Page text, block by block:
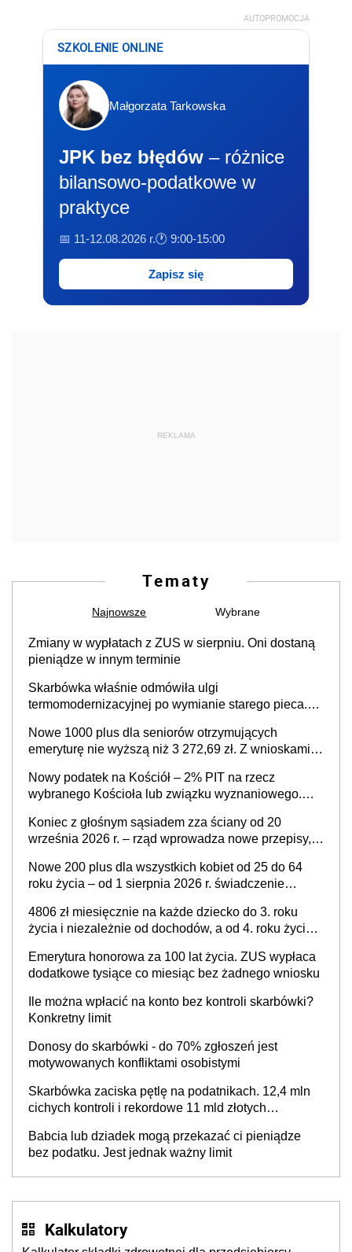
AUTOPROMOCJA
SZKOLENIE ONLINE
Małgorzata Tarkowska
JPK bez błędów – różnice
bilansowo-podatkowe w
praktyce
📅 11-12.08.2026 r.🕐 9:00-15:00
Zapisz się
REKLAMA
Tematy
Najnowsze Wybrane
Zmiany w wypłatach z ZUS w sierpniu. Oni dostaną
pieniądze w innym terminie
Skarbówka właśnie odmówiła ulgi
termomodernizacyjnej po wymianie starego pieca.
Nowe 1000 plus dla seniorów otrzymujących
emeryturę nie wyższą niż 3 272,69 zł. Z wnioskami
nie otrzymają
Nowy podatek na Kościół – 2% PIT na rzecz
wybranego Kościoła lub związku wyznaniowego.
finansowania
Koniec z głośnym sąsiadem zza ściany od 20
września 2026 r. – rząd wprowadza nowe przepisy,
Nowe 200 plus dla wszystkich kobiet od 25 do 64
roku życia – od 1 sierpnia 2026 r. świadczenie
4806 zł miesięcznie na każde dziecko do 3. roku
życia i niezależnie od dochodów, a od 4. roku życia
spadku liczby urodzeń w Polsce
Emerytura honorowa za 100 lat życia. ZUS wypłaca
dodatkowe tysiące co miesiąc bez żadnego wniosku
Ile można wpłacić na konto bez kontroli skarbówki?
Konkretny limit
Donosy do skarbówki - do 70% zgłoszeń jest
motywowanych konfliktami osobistymi
Skarbówka zaciska pętlę na podatnikach. 12,4 mln
cichych kontroli i rekordowe 11 mld złotych
Babcia lub dziadek mogą przekazać ci pieniądze
bez podatku. Jest jednak ważny limit
Kalkulatory